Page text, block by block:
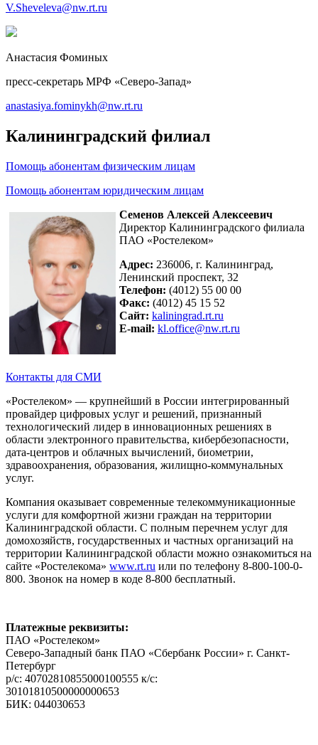
V.Sheveleva@nw.rt.ru
Анастасия Фоминых
пресс-секретарь МРФ «Северо-Запад»
anastasiya.fominykh@nw.rt.ru
Калининградский филиал
Помощь абонентам физическим лицам
Помощь абонентам юридическим лицам
Семенов Алексей Алексеевич
Директор Калининградского филиала
ПАО «Ростелеком»
Адрес: 236006, г. Калининград,
Ленинский проспект, 32
Телефон: (4012) 55 00 00
Факс: (4012) 45 15 52
Сайт: kaliningrad.rt.ru
E-mail: kl.office@nw.rt.ru
Контакты для СМИ
«Ростелеком» — крупнейший в России интегрированный
провайдер цифровых услуг и решений, признанный
технологический лидер в инновационных решениях в
области электронного правительства, кибербезопасности,
дата-центров и облачных вычислений, биометрии,
здравоохранения, образования, жилищно-коммунальных
услуг.
Компания оказывает современные телекоммуникационные
услуги для комфортной жизни граждан на территории
Калининградской области. С полным перечнем услуг для
домохозяйств, государственных и частных организаций на
территории Калининградской области можно ознакомиться на
сайте «Ростелекома» www.rt.ru или по телефону 8-800-100-0-
800. Звонок на номер в коде 8-800 бесплатный.
Платежные реквизиты:
ПАО «Ростелеком»
Северо-Западный банк ПАО «Сбербанк России» г. Санкт-
Петербург
р/с: 40702810855000100555 к/с:
30101810500000000653
БИК: 044030653